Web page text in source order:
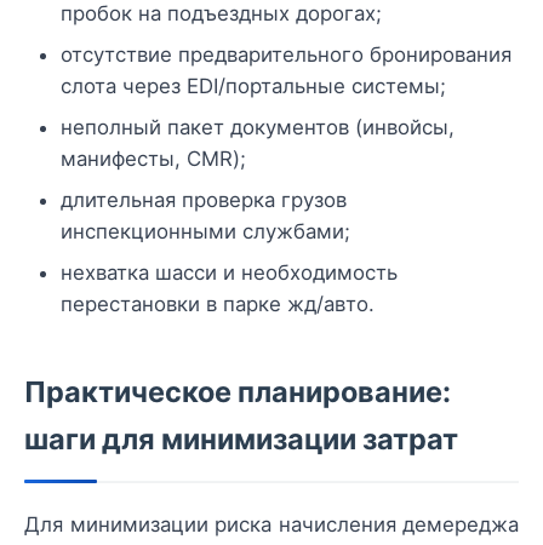
пробок на подъездных дорогах;
отсутствие предварительного бронирования
слота через EDI/портальные системы;
неполный пакет документов (инвойсы,
манифесты, CMR);
длительная проверка грузов
инспекционными службами;
нехватка шасси и необходимость
перестановки в парке жд/авто.
Практическое планирование:
шаги для минимизации затрат
Для минимизации риска начисления демереджа